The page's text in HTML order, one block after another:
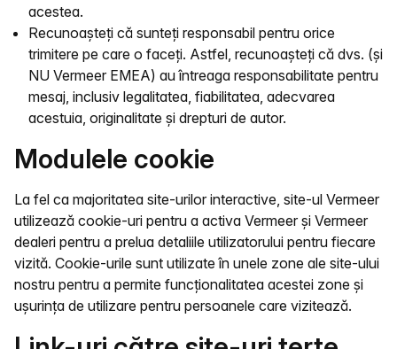
acestea.
Recunoașteți că sunteți responsabil pentru orice
trimitere pe care o faceți. Astfel, recunoașteți că dvs. (și
NU Vermeer EMEA) au întreaga responsabilitate pentru
mesaj, inclusiv legalitatea, fiabilitatea, adecvarea
acestuia, originalitate și drepturi de autor.
Modulele cookie
La fel ca majoritatea site-urilor interactive, site-ul Vermeer
utilizează cookie-uri pentru a activa Vermeer și Vermeer
dealeri pentru a prelua detaliile utilizatorului pentru fiecare
vizită. Cookie-urile sunt utilizate în unele zone ale site-ului
nostru pentru a permite funcționalitatea acestei zone și
ușurința de utilizare pentru persoanele care vizitează.